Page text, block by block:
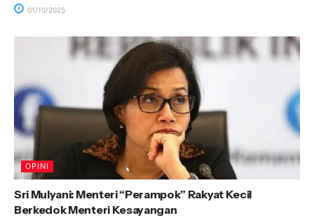
01/10/2025
OPINI
Sri Mulyani: Menteri “Perampok” Rakyat Kecil
Berkedok Menteri Kesayangan